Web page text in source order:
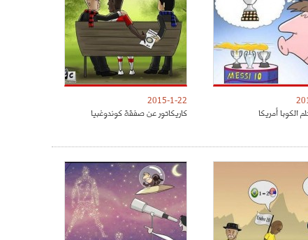
الكوبا أمريكا
2015-1-22
كاريكاتور عن صفقة كوندوغبيا